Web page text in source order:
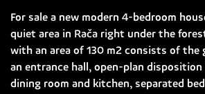
For sale a new modern 4-bedroom
quiet area in Rača right under the
with an area of 130 m2 consists of
an entrance hall, open-plan
dining room and kitchen, separated